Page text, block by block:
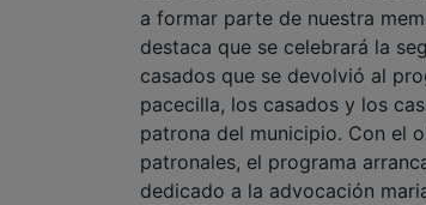
a formar parte de nuestra
destaca que se celebrará la
casados que se devolvió al
pacecilla, los casados y
patrona del municipio. Con el
patronales, el programa
dedicado a la advocación